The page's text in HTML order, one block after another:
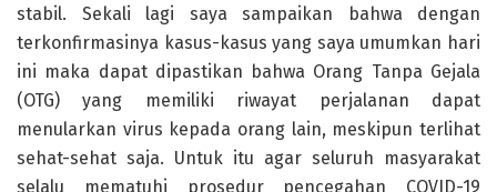
stabil. Sekali lagi saya sampaikan bahwa dengan
terkonfirmasinya kasus-kasus yang saya umumkan hari
ini maka dapat dipastikan bahwa Orang Tanpa Gejala
(OTG) yang memiliki riwayat perjalanan dapat
menularkan virus kepada orang lain, meskipun terlihat
sehat-sehat saja. Untuk itu agar seluruh masyarakat
selalu mematuhi prosedur pencegahan COVID-19